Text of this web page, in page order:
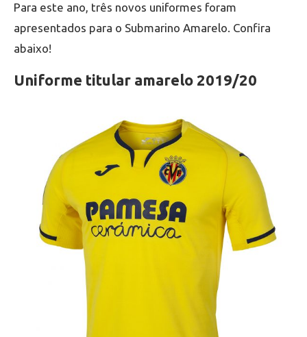
Para este ano, três novos uniformes foram
apresentados para o Submarino Amarelo. Confira
abaixo!
Uniforme titular amarelo 2019/20